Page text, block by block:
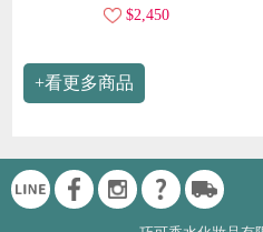
$2,450
+看更多商品